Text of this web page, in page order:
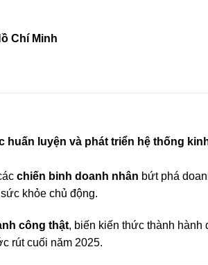
Chí Minh
luyện và phát triển hệ thống
chiến binh doanh nhân bứt phá
khỏe chủ động.
công thật, biến kiến thức thành hành
rút cuối năm 2025.